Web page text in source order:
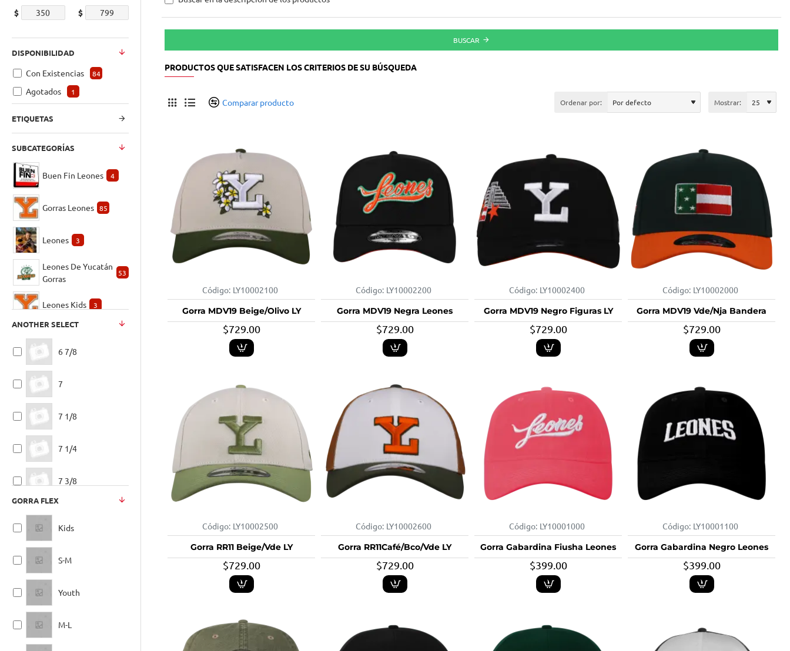
$ $
DISPONIBILIDAD
Con Existencias 84
Agotados 1
ETIQUETAS
SUBCATEGORÍAS
Buen Fin Leones 4
Gorras Leones 85
Leones 3
Leones De Yucatán
Gorras
53
Leones Kids 3
ANOTHER SELECT
6 7/8
7
7 1/8
7 1/4
7 3/8
GORRA FLEX
Kids
S-M
Youth
M-L
BUSCAR
PRODUCTOS QUE SATISFACEN LOS CRITERIOS DE SU BÚSQUEDA
Comparar producto Ordenar por: Mostrar:
Código: LY10002100
Gorra MDV19 Beige/Olivo LY
$729.00
Código: LY10002200
Gorra MDV19 Negra Leones
$729.00
Código: LY10002400
Gorra MDV19 Negro Figuras LY
$729.00
Código: LY10002000
Gorra MDV19 Vde/Nja Bandera
$729.00
Código: LY10002500
Gorra RR11 Beige/Vde LY
$729.00
Código: LY10002600
Gorra RR11Café/Bco/Vde LY
$729.00
Código: LY10001000
Gorra Gabardina Fiusha Leones
$399.00
Código: LY10001100
Gorra Gabardina Negro Leones
$399.00